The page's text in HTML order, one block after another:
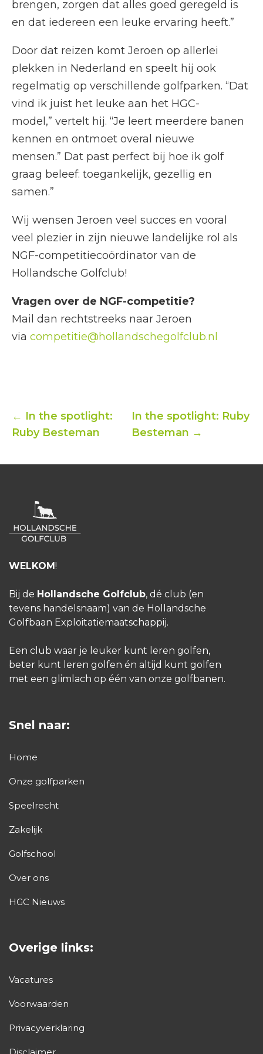
brengen, zorgen dat alles goed geregeld is
en dat iedereen een leuke ervaring heeft.”
Door dat reizen komt Jeroen op allerlei
plekken in Nederland en speelt hij ook
regelmatig op verschillende golfparken. “Dat
vind ik juist het leuke aan het HGC-
model,” vertelt hij. “Je leert meerdere banen
kennen en ontmoet overal nieuwe
mensen.” Dat past perfect bij hoe ik golf
graag beleef: toegankelijk, gezellig en
samen.”
Wij wensen Jeroen veel succes en vooral
veel plezier in zijn nieuwe landelijke rol als
NGF-competitiecoördinator van de
Hollandsche Golfclub!
Vragen over de NGF-competitie?
Mail dan rechtstreeks naar Jeroen
via competitie@hollandschegolfclub.nl
← In the spotlight:
Ruby Besteman
In the spotlight: Ruby
Besteman →
WELKOM!
Bij de Hollandsche Golfclub, dé club (en
tevens handelsnaam) van de Hollandsche
Golfbaan Exploitatiemaatschappij.
Een club waar je leuker kunt leren golfen,
beter kunt leren golfen én altijd kunt golfen
met een glimlach op één van onze golfbanen.
Snel naar:
Home
Onze golfparken
Speelrecht
Zakelijk
Golfschool
Over ons
HGC Nieuws
Overige links:
Vacatures
Voorwaarden
Privacyverklaring
Disclaimer